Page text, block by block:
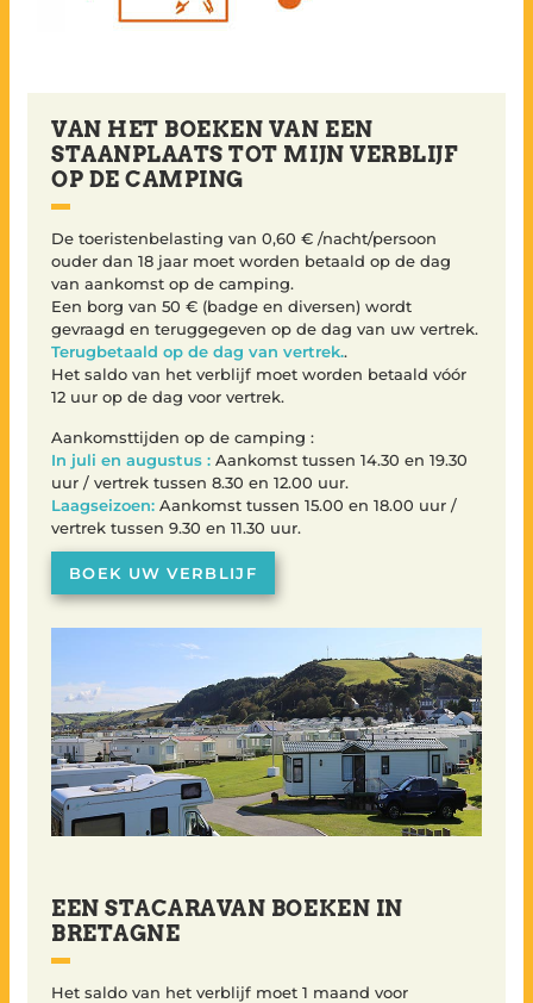
VAN HET BOEKEN VAN EEN
STAANPLAATS TOT MIJN VERBLIJF
OP DE CAMPING
De toeristenbelasting van 0,60 € /nacht/persoon
ouder dan 18 jaar moet worden betaald op de dag
van aankomst op de camping.
Een borg van 50 € (badge en diversen) wordt
gevraagd en teruggegeven op de dag van uw vertrek.
Terugbetaald op de dag van vertrek..
Het saldo van het verblijf moet worden betaald vóór
12 uur op de dag voor vertrek.
Aankomsttijden op de camping :
In juli en augustus : Aankomst tussen 14.30 en 19.30
uur / vertrek tussen 8.30 en 12.00 uur.
Laagseizoen: Aankomst tussen 15.00 en 18.00 uur /
vertrek tussen 9.30 en 11.30 uur.
BOEK UW VERBLIJF
EEN STACARAVAN BOEKEN IN
BRETAGNE
Het saldo van het verblijf moet 1 maand voor